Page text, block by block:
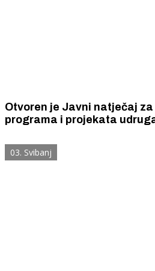
Otvoren je Javni natječaj
programa i projekata
udruga proizašlih iz
03. Svibanj